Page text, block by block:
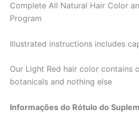
Complete All Natural Hair Color
Program
Illustrated instructions includes
Our Light Red hair color contains
botanicals and nothing else
Informações do Rótulo do